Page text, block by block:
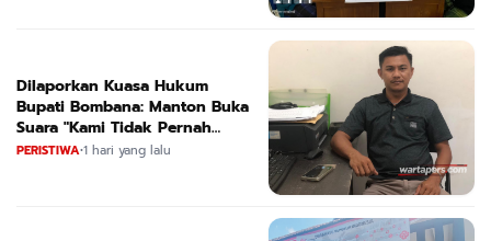
Dilaporkan Kuasa Hukum
Bupati Bombana: Manton Buka
Suara "Kami Tidak Pernah
Menutup Ruang Hak Jawab"
PERISTIWA•1 hari yang lalu